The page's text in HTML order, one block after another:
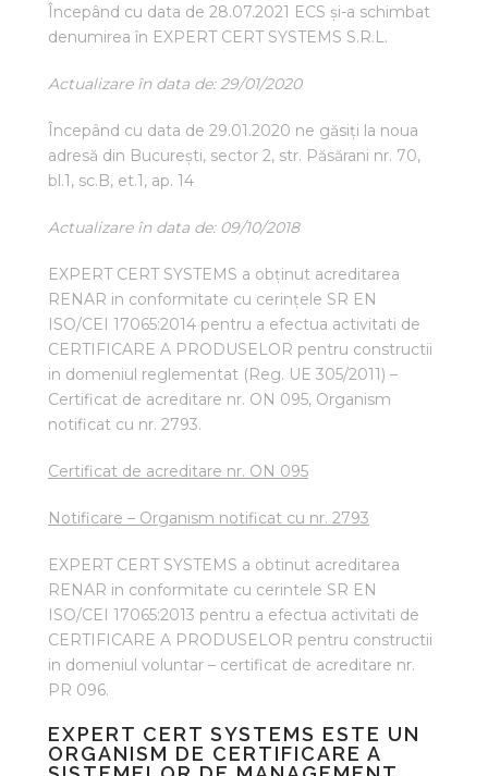
Începând cu data de 28.07.2021 ECS și-a schimbat
denumirea în EXPERT CERT SYSTEMS S.R.L.
Actualizare în data de: 29/01/2020
Începând cu data de 29.01.2020 ne găsiți la noua
adresă din București, sector 2, str. Păsărani nr. 70,
bl.1, sc.B, et.1, ap. 14
Actualizare în data de: 09/10/2018
EXPERT CERT SYSTEMS a obținut acreditarea
RENAR in conformitate cu cerințele SR EN
ISO/CEI 17065:2014 pentru a efectua activitati de
CERTIFICARE A PRODUSELOR pentru constructii
in domeniul reglementat (Reg. UE 305/2011) –
Certificat de acreditare nr. ON 095, Organism
notificat cu nr. 2793.
Certificat de acreditare nr. ON 095
Notificare – Organism notificat cu nr. 2793
EXPERT CERT SYSTEMS a obtinut acreditarea
RENAR in conformitate cu cerintele SR EN
ISO/CEI 17065:2013 pentru a efectua activitati de
CERTIFICARE A PRODUSELOR pentru constructii
in domeniul voluntar – certificat de acreditare nr.
PR 096.
EXPERT CERT SYSTEMS ESTE UN
ORGANISM DE CERTIFICARE A